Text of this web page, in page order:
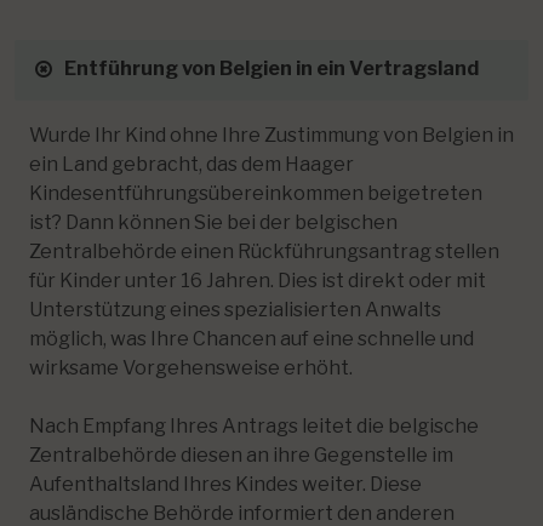
Entführung von Belgien in ein Vertragsland
Wurde Ihr Kind ohne Ihre Zustimmung von Belgien in
ein Land gebracht, das dem Haager
Kindesentführungsübereinkommen beigetreten
ist? Dann können Sie bei der belgischen
Zentralbehörde einen Rückführungsantrag stellen
für Kinder unter 16 Jahren. Dies ist direkt oder mit
Unterstützung eines spezialisierten Anwalts
möglich, was Ihre Chancen auf eine schnelle und
wirksame Vorgehensweise erhöht.
Nach Empfang Ihres Antrags leitet die belgische
Zentralbehörde diesen an ihre Gegenstelle im
Aufenthaltsland Ihres Kindes weiter. Diese
ausländische Behörde informiert den anderen